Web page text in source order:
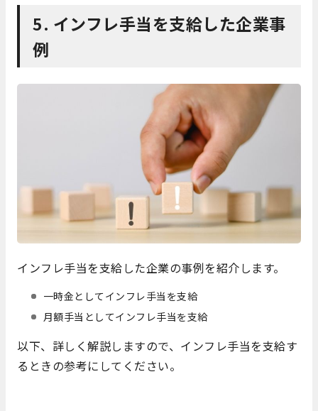
5. インフレ手当を支給した企業事
例
インフレ手当を支給した企業の事例を紹介します。
一時金としてインフレ手当を支給
月額手当としてインフレ手当を支給
以下、詳しく解説しますので、インフレ手当を支給す
るときの参考にしてください。